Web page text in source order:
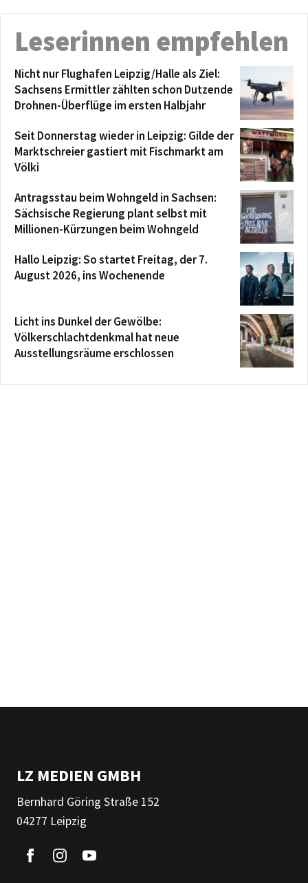
Leserinnen empfehlen
Nicht nur Flughafen Leipzig/Halle als Ziel:
Sachsens Ermittler zählten schon Dutzende
Drohnen-Überflüge im ersten Halbjahr
Seit Donnerstag wieder in Leipzig: Gilde der
Marktschreier gastiert mit Fischmarkt am
Völki
Antragsstau beim Wohngeld in Sachsen:
Sächsische Regierung plant selbst mit
Millionen-Kürzungen beim Wohngeld
Hallo Leipzig: So startet Freitag, der 7.
August 2026, ins Wochenende
Licht ins Dunkel der Gewölbe:
Völkerschlachtdenkmal hat neue
Ausstellungsräume erschlossen
LZ MEDIEN GMBH
Bernhard Göring Straße 152
04277 Leipzig